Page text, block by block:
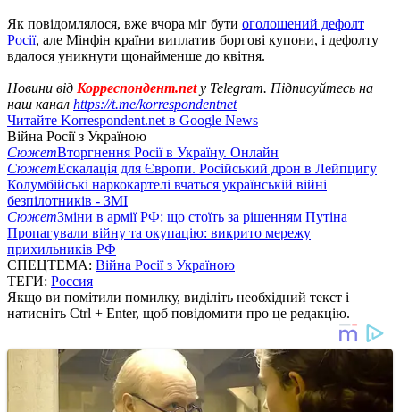
Як повідомлялося, вже вчора міг бути оголошений дефолт
Росії, але Мінфін країни виплатив боргові купони, і дефолту
вдалося уникнути щонайменше до квітня.
Новини від Корреспондент.netу Telegram. Підписуйтесь на
наш канал https://t.me/korrespondentnet
Читайте Korrespondent.net в Google News
Війна Росії з Україною
СюжетВторгнення Росії в Україну. Онлайн
СюжетЕскалація для Європи. Російський дрон в Лейпцигу
Колумбійські наркокартелі вчаться українській війні
безпілотників - ЗМІ
СюжетЗміни в армії РФ: що стоїть за рішенням Путіна
Пропагували війну та окупацію: викрито мережу
прихильників РФ
СПЕЦТЕМА: Війна Росії з Україною
ТЕГИ: Россия
Якщо ви помітили помилку, виділіть необхідний текст і
натисніть Ctrl + Enter, щоб повідомити про це редакцію.